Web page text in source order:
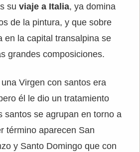
su viaje a Italia, ya domina
de la pintura, y que sobre
en la capital transalpina se
grandes composiciones.
Virgen con santos era
él le dio un tratamiento
santos se agrupan en torno a
término aparecen San
y Santo Domingo que con